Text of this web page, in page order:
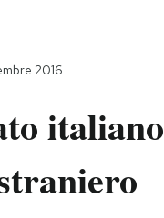
2016
italiano